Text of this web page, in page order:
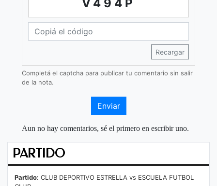
V494P
Recargar
Completá el captcha para publicar tu comentario sin salir
de la nota.
Enviar
Aun no hay comentarios, sé el primero en escribir uno.
PARTIDO
Partido: CLUB DEPORTIVO ESTRELLA vs ESCUELA FUTBOL